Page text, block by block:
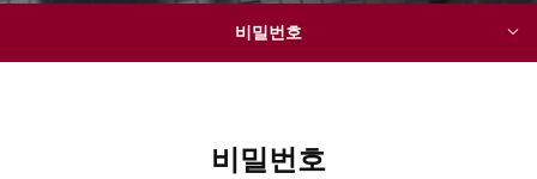
비밀번호
비밀번호